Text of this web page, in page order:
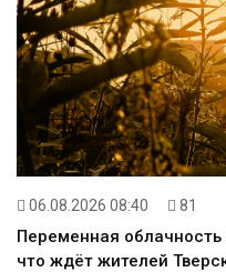
06.08.2026 08:40 81
Переменная
что ждёт жителей